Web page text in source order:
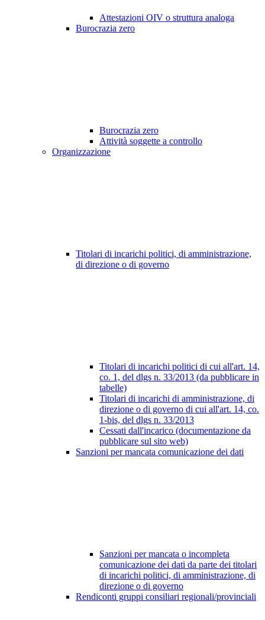
Attestazioni OIV o struttura analoga
Burocrazia zero
Burocrazia zero
Attività soggette a controllo
Organizzazione
Titolari di incarichi politici, di amministrazione,
di direzione o di governo
Titolari di incarichi politici di cui all'art. 14,
co. 1, del dlgs n. 33/2013 (da pubblicare in
tabelle)
Titolari di incarichi di amministrazione, di
direzione o di governo di cui all'art. 14, co.
1-bis, del dlgs n. 33/2013
Cessati dall'incarico (documentazione da
pubblicare sul sito web)
Sanzioni per mancata comunicazione dei dati
Sanzioni per mancata o incompleta
comunicazione dei dati da parte dei titolari
di incarichi politici, di amministrazione, di
direzione o di governo
Rendiconti gruppi consiliari regionali/provinciali